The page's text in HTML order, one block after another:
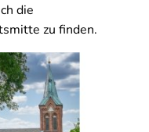
die
zu finden.